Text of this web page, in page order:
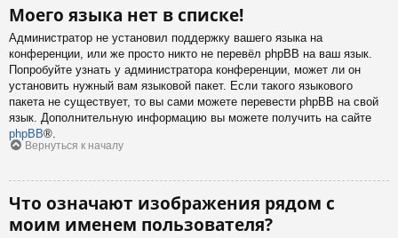
Моего языка нет в списке!
Администратор не установил поддержку вашего языка на
конференции, или же просто никто не перевёл phpBB на ваш язык.
Попробуйте узнать у администратора конференции, может ли он
установить нужный вам языковой пакет. Если такого языкового
пакета не существует, то вы сами можете перевести phpBB на свой
язык. Дополнительную информацию вы можете получить на сайте
phpBB®.
Вернуться к началу
Что означают изображения рядом с
моим именем пользователя?